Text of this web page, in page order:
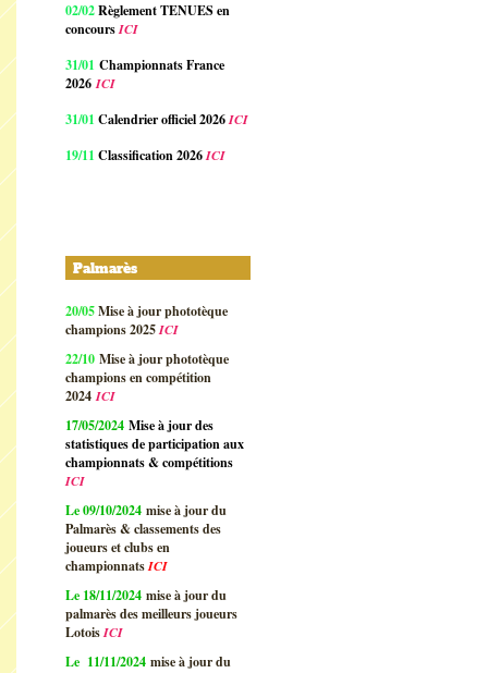
02/02Règlement TENUES en
concoursICI
31/01 Championnats France
2026 ICI
31/01 Calendrier officiel 2026ICI
19/11 Classification 2026ICI
Palmarès
20/05Mise à jour phototèque
champions 2025ICI
22/10 Mise à jour phototèque
champions en compétition
2024ICI
17/05/2024 Mise à jour des
statistiques de participation aux
championnats & compétitions
ICI
Le 09/10/2024 mise à jour du
Palmarès & classements des
joueurs et clubs en
championnatsICI
Le 18/11/2024 mise à jour du
palmarès des meilleurs joueurs
LotoisICI
Le 11/11/2024 mise à jour du